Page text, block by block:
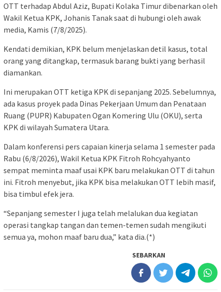
OTT terhadap Abdul Aziz, Bupati Kolaka Timur dibenarkan oleh
Wakil Ketua KPK, Johanis Tanak saat di hubungi oleh awak
media, Kamis (7/8/2025).
Kendati demikian, KPK belum menjelaskan detil kasus, total
orang yang ditangkap, termasuk barang bukti yang berhasil
diamankan.
Ini merupakan OTT ketiga KPK di sepanjang 2025. Sebelumnya,
ada kasus proyek pada Dinas Pekerjaan Umum dan Penataan
Ruang (PUPR) Kabupaten Ogan Komering Ulu (OKU), serta
KPK di wilayah Sumatera Utara.
Dalam konferensi pers capaian kinerja selama 1 semester pada
Rabu (6/8/2026), Wakil Ketua KPK Fitroh Rohcyahyanto
sempat meminta maaf usai KPK baru melakukan OTT di tahun
ini. Fitroh menyebut, jika KPK bisa melakukan OTT lebih masif,
bisa timbul efek jera.
“Sepanjang semester I juga telah melalukan dua kegiatan
operasi tangkap tangan dan temen-temen sudah mengikuti
semua ya, mohon maaf baru dua,” kata dia.(*)
SEBARKAN